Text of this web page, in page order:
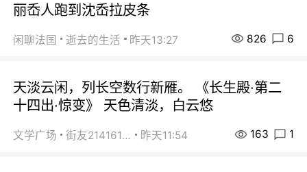
丽岙人跑到沈岙拉皮条
闲聊法国 逝去的生活 昨天13:27 826 6
天淡云闲，列长空数行新雁。 《长生殿·第二
十四出·惊变》 天色清淡，白云悠
文学广场 街友21416156 昨天11:54 163 1